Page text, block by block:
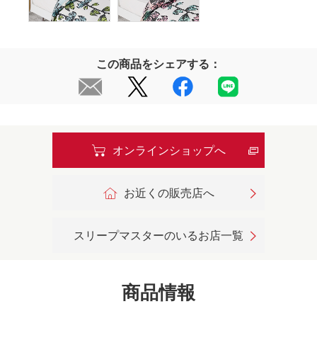
この商品をシェアする：
オンラインショップへ
お近くの販売店へ
スリープマスターのいるお店一覧
商品情報